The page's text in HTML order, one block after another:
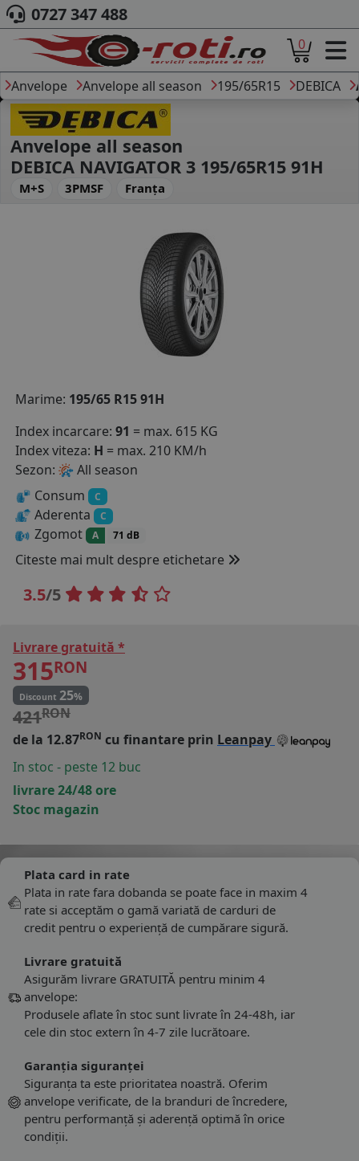
ACASA
DESPRE NOI
ANVELOPE
AUTO
CAMION
MOTO
AGROINDUSTRIALE
CAUTARE DUPA
PRODUCATORI ANVELOPE
MARCA AUTO
B2B - COLABORARE COMPANII
0727 347 488
0
Anvelope Anvelope all season 195/65R15 DEBICA
Anvelope all season
DEBICA NAVIGATOR 3 195/65R15 91H
M+S 3PMSF Franța
Marime: 195/65 R15 91H
Index incarcare: 91 = max. 615 KG
Index viteza: H = max. 210 KM/h
Sezon:
All season
Consum
C
Aderenta C
Zgomot A 71 dB
Citeste mai mult despre etichetare
3.5/5
Livrare gratuită *
315RON
Discount 25%
421RON
de la 12.87RON cu finantare prin Leanpay
In stoc - peste 12 buc
livrare 24/48 ore
Stoc magazin
Plata card in rate
Plata in rate fara dobanda se poate face in maxim 4
rate si acceptăm o gamă variată de carduri de
credit pentru o experiență de cumpărare sigură.
Livrare gratuită
Asigurăm livrare GRATUITĂ pentru minim 4
anvelope:
Produsele aflate în stoc sunt livrate în 24-48h, iar
cele din stoc extern în 4-7 zile lucrătoare.
Garanția siguranței
Siguranța ta este prioritatea noastră. Oferim
anvelope verificate, de la branduri de încredere,
pentru performanță și aderență optimă în orice
condiții.